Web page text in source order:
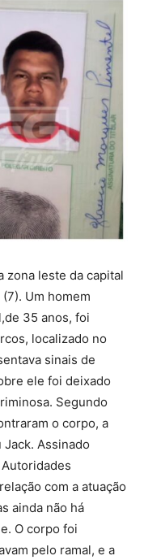
zona leste da capital
Um homem
35 anos, foi
localizado no
sinais de
ele foi deixado
Segundo
o corpo, a
Assinado
com a atuação
ainda não há
O corpo foi
pelo ramal, e a